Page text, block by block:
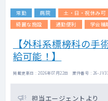
常勤 病院 土・日・祝休み可
綺麗な施設
通勤便利 学会補
【外科系標榜科の手
給可能！】
掲載更新日 : 2026年07月22日 案件番号 : 26-
担当エージェントより